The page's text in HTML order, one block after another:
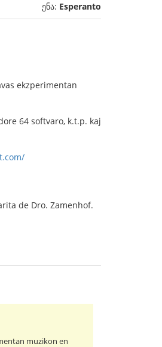
ენა: Esperanto
ekzperimentan
64 softvaro, k.t.p. kaj
de Dro. Zamenhof.
muzikon en